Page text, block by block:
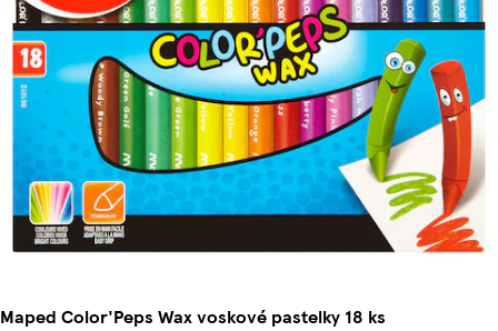
Maped Color'Peps Wax voskové pastelky 18 ks